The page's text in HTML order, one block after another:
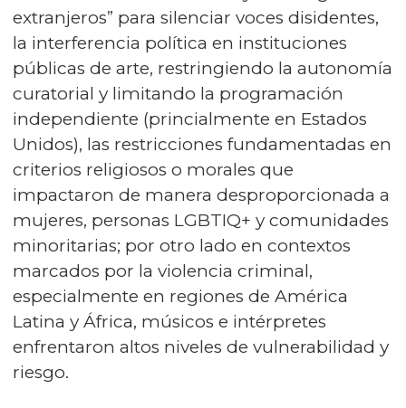
extranjeros” para silenciar voces disidentes,
la interferencia política en instituciones
públicas de arte, restringiendo la autonomía
curatorial y limitando la programación
independiente (princialmente en Estados
Unidos), las restricciones fundamentadas en
criterios religiosos o morales que
impactaron de manera desproporcionada a
mujeres, personas LGBTIQ+ y comunidades
minoritarias; por otro lado en contextos
marcados por la violencia criminal,
especialmente en regiones de América
Latina y África, músicos e intérpretes
enfrentaron altos niveles de vulnerabilidad y
riesgo.